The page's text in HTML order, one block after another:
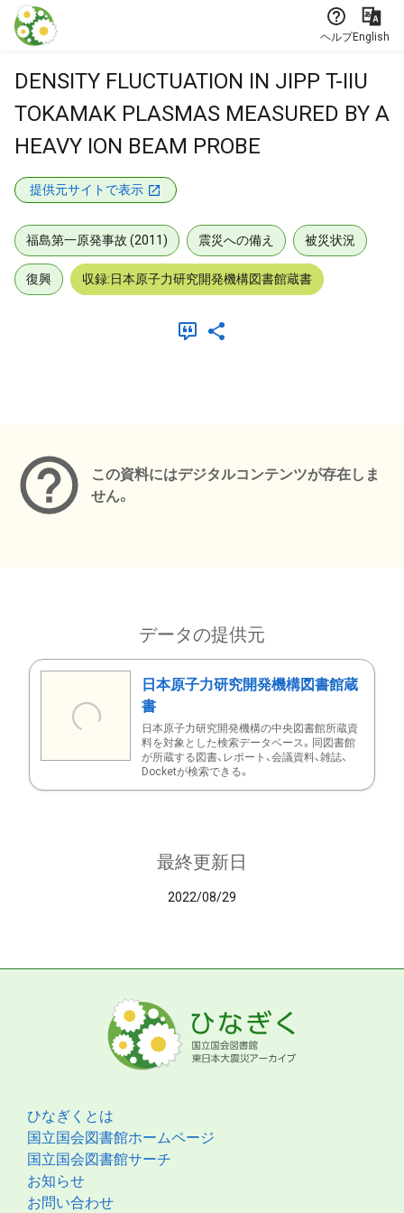
本文に飛ぶ
ヘルプEnglish
DENSITY FLUCTUATION IN JIPP T-IIU
TOKAMAK PLASMAS MEASURED BY A
HEAVY ION BEAM PROBE
提供元サイトで表示
福島第一原発事故 (2011) 震災への備え 被災状況
復興 収録:日本原子力研究開発機構図書館蔵書
この資料にはデジタルコンテンツが存在しま
せん。
データの提供元
日本原子力研究開発機構図書館蔵
書
日本原子力研究開発機構の中央図書館所蔵資
料を対象とした検索データベース。同図書館
が所蔵する図書、レポート、会議資料、雑誌、
Docketが検索できる。
最終更新日
2022/08/29
ひなぎくとは
国立国会図書館ホームページ
国立国会図書館サーチ
お知らせ
お問い合わせ